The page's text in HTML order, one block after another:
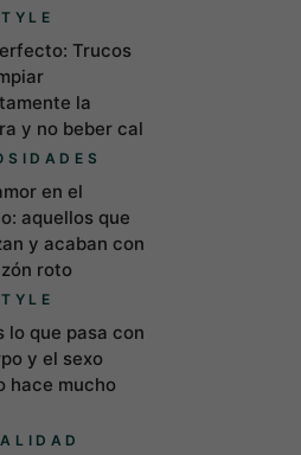
Trucos
la
y no beber cal
en el
aquellos que
y acaban con
roto
lo que pasa con
y el sexo
hace mucho